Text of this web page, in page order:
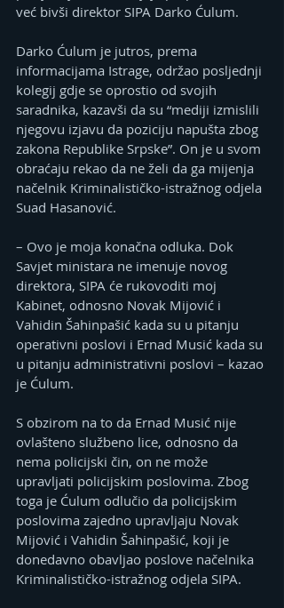
već bivši direktor SIPA Darko Ćulum.
Darko Ćulum je jutros, prema
informacijama Istrage, održao posljednji
kolegij gdje se oprostio od svojih
saradnika, kazavši da su “mediji izmislili
njegovu izjavu da poziciju napušta zbog
zakona Republike Srpske”. On je u svom
obraćaju rekao da ne želi da ga mijenja
načelnik Kriminalističko-istražnog odjela
Suad Hasanović.
– Ovo je moja konačna odluka. Dok
Savjet ministara ne imenuje novog
direktora, SIPA će rukovoditi moj
Kabinet, odnosno Novak Mijović i
Vahidin Šahinpašić kada su u pitanju
operativni poslovi i Ernad Musić kada su
u pitanju administrativni poslovi – kazao
je Ćulum.
S obzirom na to da Ernad Musić nije
ovlašteno službeno lice, odnosno da
nema policijski čin, on ne može
upravljati policijskim poslovima. Zbog
toga je Ćulum odlučio da policijskim
poslovima zajedno upravljaju Novak
Mijović i Vahidin Šahinpašić, koji je
donedavno obavljao poslove načelnika
Kriminalističko-istražnog odjela SIPA.